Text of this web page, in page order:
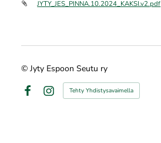
JYTY_JES_PINNA.10.2024_KAKSI.v2.pdf
© Jyty Espoon Seutu ry
FacebookInstagram
Tehty Yhdistysavaimella